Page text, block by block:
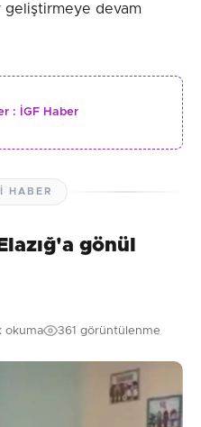
geliştirmeye devam
: İGF Haber
HABER
gönül
okuma 361 görüntülenme